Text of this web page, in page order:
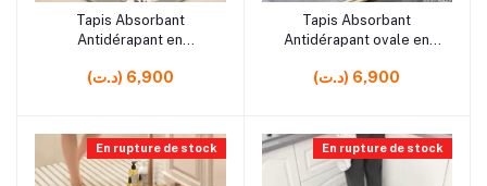
Ajouter au panier
Tapis Absorbant
Antidérapant en
Cuisine, Salle de Bain et
(د.ت) 6,900
Ajouter au panier
Tapis Absorbant
Antidérapant ovale en
Cuisine, Salle de Bain et
(د.ت) 6,900
En rupture de stock En rupture de stock